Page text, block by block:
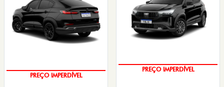
PREÇO IMPERDÍVEL
PREÇO IMPERDÍVEL